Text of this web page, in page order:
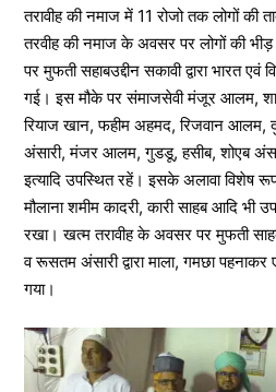
तरावीह की नमाज में 11 रोजो तक लोगों की
तरवीह की नमाज के अवसर पर लोगों की
पर मुफती सहाबउद्दीन सकावी द्वारा भारत
गई। इस मौके पर संमाजसेवी मंजूर आलम,
रियाज खान, फहीम अहमद, रिजवान आलम,
अंसारी, मंजर आलम, गुडडू, हसीब, शोएब
इत्यादि उपस्थित रहें। इसके अलावा विशेष
मौलाना शमीम कादरी, कारी साहब आदि भी
रखा। खत्म तरावीह के अवसर पर मुफती
व रूसतम अंसारी द्वारा माला, गमछा
गया।